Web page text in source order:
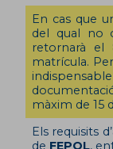
En cas que
del qual no
retornarà
matrícula.
màxim de 15
Els requisits
de FEPOL,